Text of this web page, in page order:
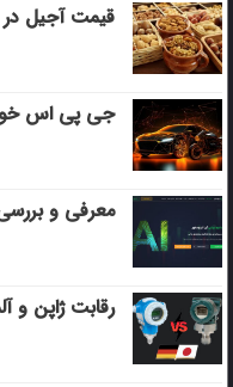
قیمت آجیل در
جی پی اس
معرفی و بررسی
رقابت ژاپن و